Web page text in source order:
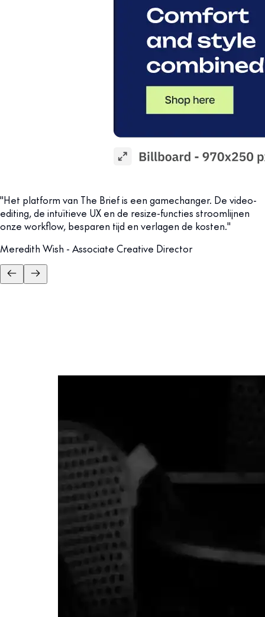
"Het platform van The Brief is een gamechanger. De video-
editing, de intuïtieve UX en de resize-functies stroomlijnen
onze workflow, besparen tijd en verlagen de kosten."
Meredith Wish - Associate Creative Director